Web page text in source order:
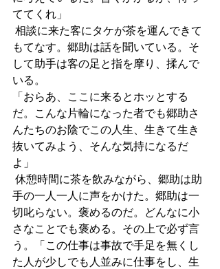
ててくれ」
もてなす。郷助は話を聞いている。そ
して助手は客の足と指を摩り、揉んで
いる。
「おらあ、ここに来るとホッとする
だ。こんな片輪になった者でも郷助さ
んたちのお陰でこの人生、生きて生き
抜いてみよう、そんな気持になるだ
よ」
手の一人一人に声をかけた。郷助は一
切叱らない。褒めるのだ。どんなに小
さなことでも褒める。その上で必ず言
う。「この仕事は事故で手足を無くし
た人が少しでも人並みに仕事をし、生